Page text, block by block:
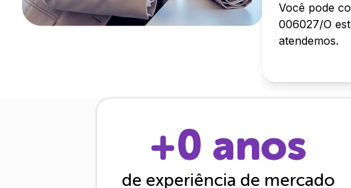
Você pode
006027/O
atendemos.
+0 anos
de experiência de mercado